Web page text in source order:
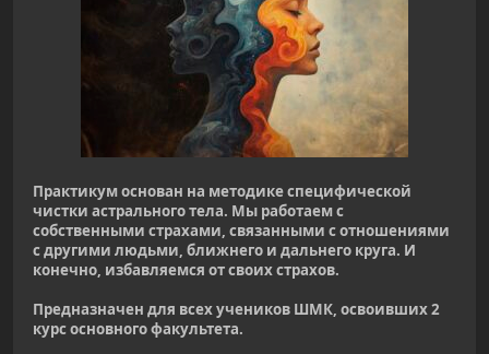
Практикум основан на методике специфической
чистки астрального тела. Мы работаем с
собственными страхами, связанными с отношениями
с другими людьми, ближнего и дальнего круга. И
конечно, избавляемся от своих страхов.
Предназначен для всех учеников ШМК, освоивших 2
курс основного факультета.